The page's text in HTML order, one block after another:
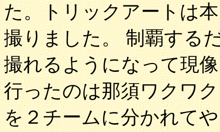
た。トリックアートは
撮りました。 制覇する
撮れるようになって現
行ったのは那須ワクワ
を２チームに分かれて